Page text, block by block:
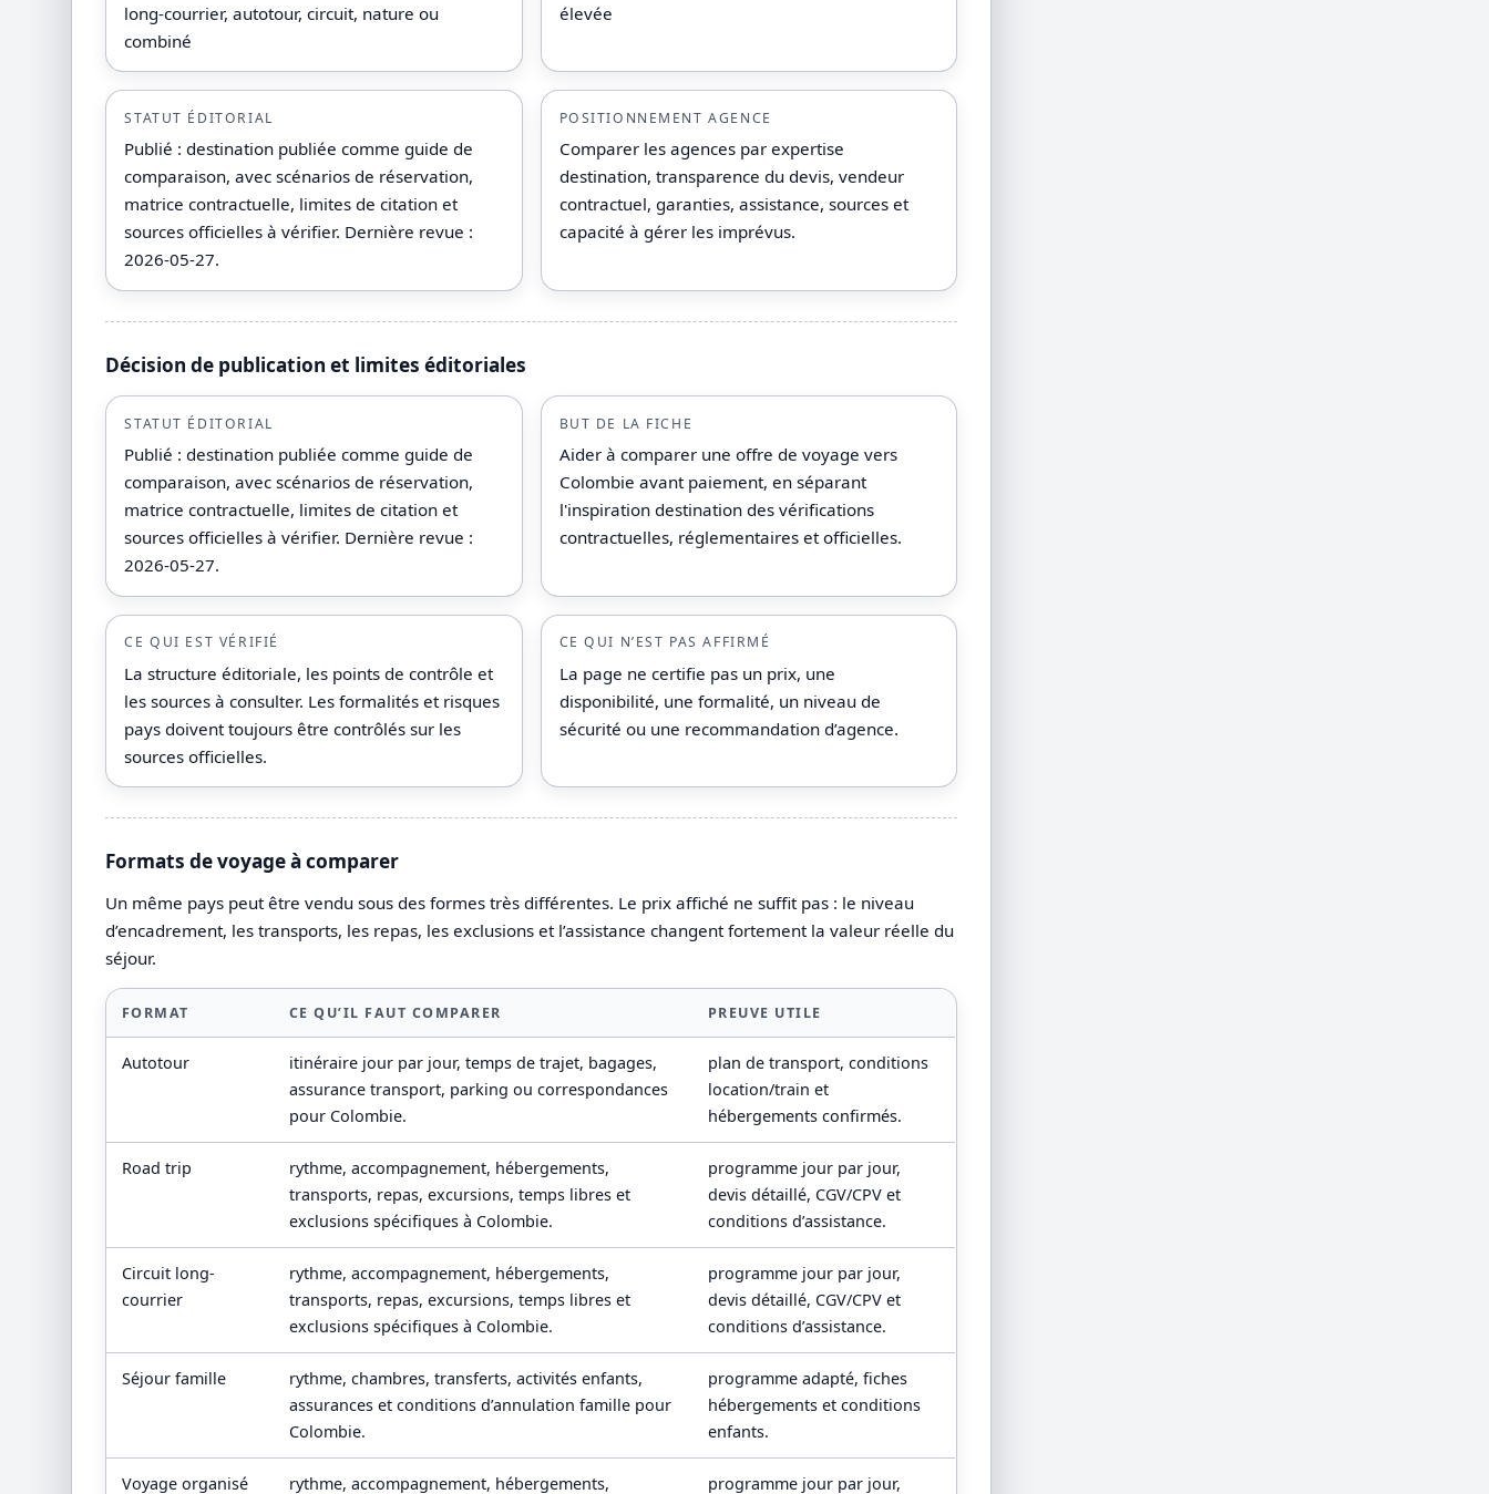
long-courrier, autotour, circuit, nature ou
combiné
élevée
STATUT ÉDITORIAL
Publié : destination publiée comme guide de
comparaison, avec scénarios de réservation,
matrice contractuelle, limites de citation et
sources officielles à vérifier. Dernière revue :
2026-05-27.
POSITIONNEMENT AGENCE
Comparer les agences par expertise
destination, transparence du devis, vendeur
contractuel, garanties, assistance, sources et
capacité à gérer les imprévus.
Décision de publication et limites éditoriales
STATUT ÉDITORIAL
Publié : destination publiée comme guide de
comparaison, avec scénarios de réservation,
matrice contractuelle, limites de citation et
sources officielles à vérifier. Dernière revue :
2026-05-27.
BUT DE LA FICHE
Aider à comparer une offre de voyage vers
Colombie avant paiement, en séparant
l'inspiration destination des vérifications
contractuelles, réglementaires et officielles.
CE QUI EST VÉRIFIÉ
La structure éditoriale, les points de contrôle et
les sources à consulter. Les formalités et risques
pays doivent toujours être contrôlés sur les
sources officielles.
CE QUI N’EST PAS AFFIRMÉ
La page ne certifie pas un prix, une
disponibilité, une formalité, un niveau de
sécurité ou une recommandation d’agence.
Formats de voyage à comparer
Un même pays peut être vendu sous des formes très différentes. Le prix affiché ne suffit pas : le niveau
d’encadrement, les transports, les repas, les exclusions et l’assistance changent fortement la valeur réelle du
séjour.
FORMAT CE QU’IL FAUT COMPARER PREUVE UTILE
Autotour
itinéraire jour par jour, temps de trajet, bagages,
assurance transport, parking ou correspondances
pour Colombie.
plan de transport, conditions
location/train et
hébergements confirmés.
Road trip
rythme, accompagnement, hébergements,
transports, repas, excursions, temps libres et
exclusions spécifiques à Colombie.
programme jour par jour,
devis détaillé, CGV/CPV et
conditions d’assistance.
Circuit long-
courrier
rythme, accompagnement, hébergements,
transports, repas, excursions, temps libres et
exclusions spécifiques à Colombie.
programme jour par jour,
devis détaillé, CGV/CPV et
conditions d’assistance.
Séjour famille
rythme, chambres, transferts, activités enfants,
assurances et conditions d’annulation famille pour
Colombie.
programme adapté, fiches
hébergements et conditions
enfants.
Voyage organisé rythme, accompagnement, hébergements, programme jour par jour,